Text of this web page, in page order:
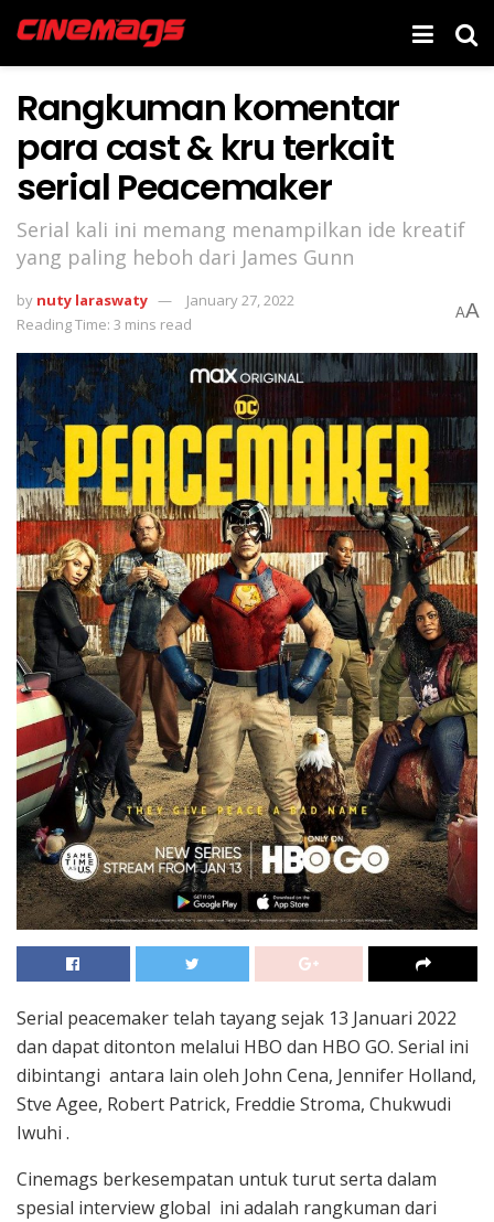
Rangkuman komentar
para cast & kru terkait
serial Peacemaker
Serial kali ini memang menampilkan ide kreatif
yang paling heboh dari James Gunn
by nuty laraswaty
January 27, 2022
Reading Time: 3 mins read
AA
Serial peacemaker telah tayang sejak 13 Januari 2022
dan dapat ditonton melalui HBO dan HBO GO. Serial ini
dibintangi antara lain oleh John Cena, Jennifer Holland,
Stve Agee, Robert Patrick, Freddie Stroma, Chukwudi
Iwuhi .
Cinemags berkesempatan untuk turut serta dalam
spesial interview global ini adalah rangkuman dari